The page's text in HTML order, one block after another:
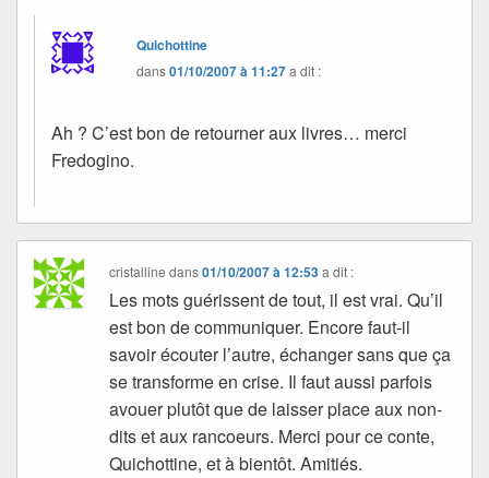
Quichottine
dans01/10/2007 à 11:27a dit :
Ah ? C’est bon de retourner aux livres… merci
Fredogino.
cristalline dans01/10/2007 à 12:53 a dit :
Les mots guérissent de tout, il est vrai. Qu’il
est bon de communiquer. Encore faut-il
savoir écouter l’autre, échanger sans que ça
se transforme en crise. Il faut aussi parfois
avouer plutôt que de laisser place aux non-
dits et aux rancoeurs. Merci pour ce conte,
Quichottine, et à bientôt. Amitiés.